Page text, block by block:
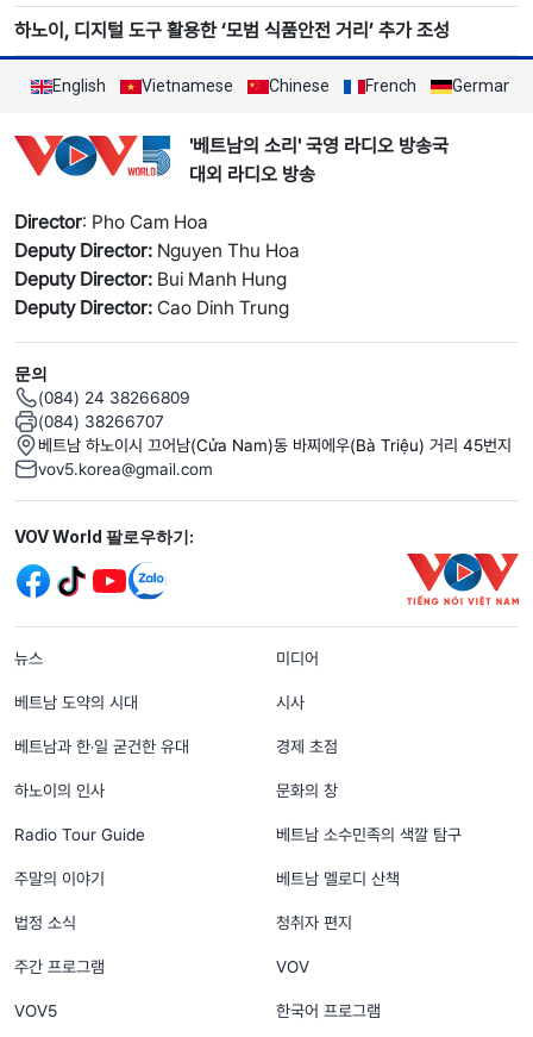
하노이, 디지털 도구 활용한 ‘모범 식품안전 거리’ 추가 조성
English Vietnamese Chinese French German
'베트남의 소리' 국영 라디오 방송국
대외 라디오 방송
Director: Pho Cam Hoa
Deputy Director: Nguyen Thu Hoa
Deputy Director: Bui Manh Hung
Deputy Director: Cao Dinh Trung
문의
(084) 24 38266809
(084) 38266707
베트남 하노이시 끄어남(Cửa Nam)동 바찌에우(Bà Triệu) 거리 45번지
vov5.korea@gmail.com
Mạng xã hội
VOV World 팔로우하기:
menu footer tiếng Hàn
뉴스 미디어
베트남 도약의 시대 시사
베트남과 한‧일 굳건한 유대 경제 초점
하노이의 인사 문화의 창
Radio Tour Guide 베트남 소수민족의 색깔 탐구
주말의 이야기 베트남 멜로디 산책
법정 소식 청취자 편지
주간 프로그램 VOV
VOV5 한국어 프로그램